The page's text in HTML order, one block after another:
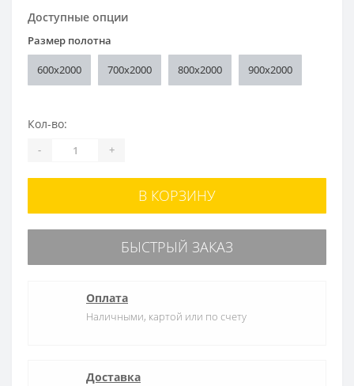
Доступные опции
Размер полотна
600x2000 700x2000 800x2000 900x2000
Кол-во:
- +
В КОРЗИНУ
БЫСТРЫЙ ЗАКАЗ
Оплата
Наличными, картой или по счету
Доставка